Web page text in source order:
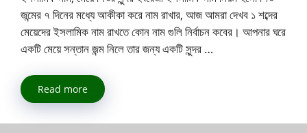
জন্মের ৭ দিনের মধ্যে আকীকা করে নাম রাখার, আজ আমরা দেখব ১ শব্দের
মেয়েদের ইসলামিক নাম রাখতে কোন নাম গুলি নির্বাচন কবের। আপনার ঘরে
একটি মেয়ে সন্তান জন্ম নিলে তার জন্য একটি সুন্দর …
Read more